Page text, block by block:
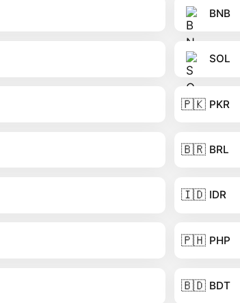
BNB
SOL
🇵🇰 PKR
🇧🇷 BRL
🇮🇩 IDR
🇵🇭 PHP
🇧🇩 BDT